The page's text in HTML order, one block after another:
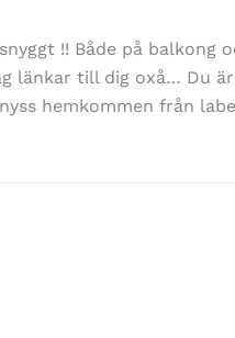
!! Både på balkong
länkar till dig oxå… Du
hemkommen från